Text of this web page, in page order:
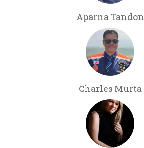
Aparna Tandon
Charles Murta